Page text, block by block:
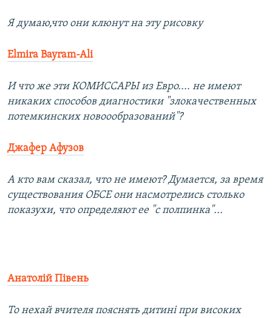
Я думаю,что они клюнут на эту рисовку
Elmira Bayram-Ali
И что же эти КОМИССАРЫ из Евро.... не имеют
никаких способов диагностики "злокачественных
потемкинских новоообразований"?
Джафер Афузов
А кто вам сказал, что не имеют? Думается, за время
существования ОБСЕ они насмотрелись столько
показухи, что определяют ее "с полпинка"...
Анатолій Півень
То нехай вчителя пояснять дитині при високих